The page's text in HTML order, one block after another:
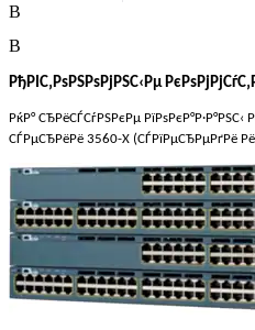
В
В
РђРІС‚РѕРЅРѕРјРЅС‹Рµ
РќР° СЂРёСЃСѓРЅРєРµ РїРѕРєР°Р·Р°РЅС‹
СЃРµСЂРёРё 3560-X (СЃРїРµСЂРµРґРё Рё